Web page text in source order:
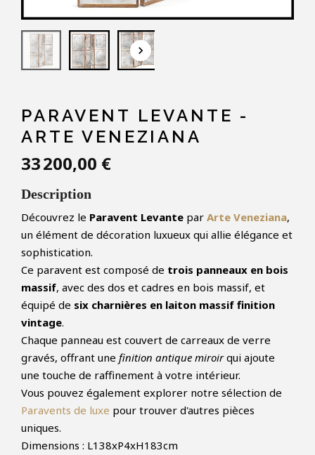
keyboard_arrow_down
PARAVENT LEVANTE -
ARTE VENEZIANA
33 200,00 €
Description
Découvrez le Paravent Levante par Arte Veneziana,
un élément de décoration luxueux qui allie élégance et
sophistication.
Ce paravent est composé de trois panneaux en bois
massif, avec des dos et cadres en bois massif, et
équipé de six charnières en laiton massif finition
vintage.
Chaque panneau est couvert de carreaux de verre
gravés, offrant une finition antique miroirqui ajoute
une touche de raffinement à votre intérieur.
Vous pouvez également explorer notre sélection de
Paravents de luxe pour trouver d'autres pièces
uniques.
Dimensions : L138xP4xH183cm